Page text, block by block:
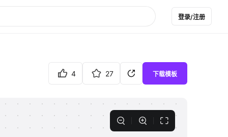
登录/注册
4 27 下载模板